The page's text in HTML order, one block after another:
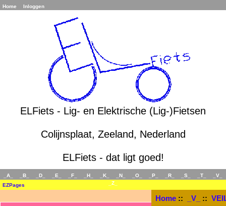
Home Inloggen
ELFiets - Lig- en Elektrische (Lig-)Fietsen
Colijnsplaat, Zeeland, Nederland
ELFiets - dat ligt goed!
_A_ _B_ _D_ _E_ _F_ _H_ _K_ _N_ _O_ _P_ _R_ _S_ _T_
_V_
_Z_
EZPages
Home:: _V_ ::